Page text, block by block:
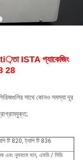
Sti়তা ISTA প্যাকেজিং
28
সিরিজগুলির সাথে কোনও সমস্যা দূর
টি 820, ট্যাপি টি 836
এবং ন্যূনতম মান, এমডি / সিডি